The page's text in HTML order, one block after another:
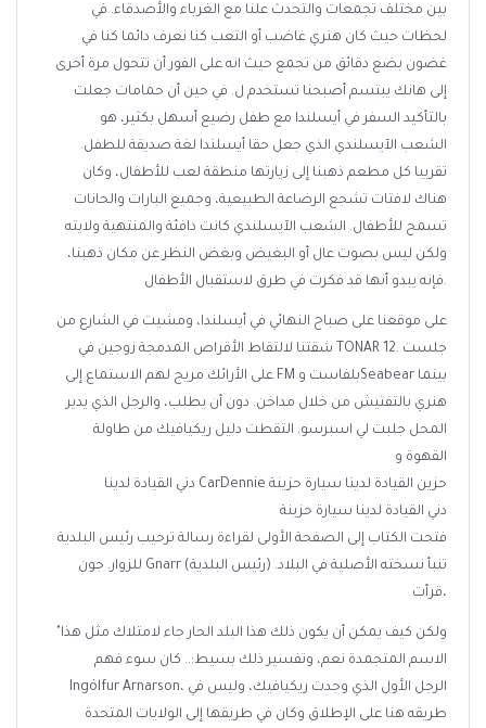
بين مختلف تجمعات والتحدث علنا ​​مع الغرباء والأصدقاء. في
لحظات حيث كان هنري غاضب أو التعب كنا نعرف دائما كنا في
غضون بضع دقائق من تجمع حيث انه على الفور أن تتحول مرة أخرى
إلى هانك يبتسم أصبحنا تستخدم ل. في حين أن حمامات جعلت
بالتأكيد السفر في أيسلندا مع طفل رضيع أسهل بكثير، هو
الشعب الآيسلندي الذي جعل حقا أيسلندا لغة صديقة للطفل.
تقريبا كل مطعم ذهبنا إلى زيارتها منطقة لعب للأطفال، وكان
هناك لافتات تشجع الرضاعة الطبيعية، وجميع البارات والحانات
تسمح للأطفال. الشعب الآيسلندي كانت دافئة والمنتهية ولايته
ولكن ليس بصوت عال أو البغيض وبغض النظر عن مكان ذهبنا،
فإنه يبدو أنها قد فكرت في طرق لاستقبال الأطفال.
على موقعنا على صباح النهائي في أيسلندا، ومشيت في الشارع من
شقتنا لالتقاط الأقراص المدمجة زوجين في TONAR 12. جلست
على الأرائك مريح لهم الاستماع إلى FM بلفاست وSeabear بينما
هنري بالتفتيش من خلال مداخن. دون أن يطلب، والرجل الذي يدير
المحل جلبت لي اسبرسو. التقطت دليل ريكيافيك من طاولة
القهوة و
دني القيادة لدينا CarDennie حزين القيادة لدينا سيارة حزينة
دني القيادة لدينا سيارة حزينة
فتحت الكتاب إلى الصفحة الأولى لقراءة رسالة ترحيب رئيس البلدية
للزوار. جون Gnarr (رئيس البلدية) تنبأ نسخته الأصلية في البلاد.
قرأت،
الاسم المتجمدة نعم، وتفسير ذلك بسيط:.. كان سوء فهم
Ingólfur Arnarson، الرجل الأول الذي وجدت ريكيافيك، وليس في
طريقه هنا على الإطلاق وكان في طريقها إلى الولايات المتحدة